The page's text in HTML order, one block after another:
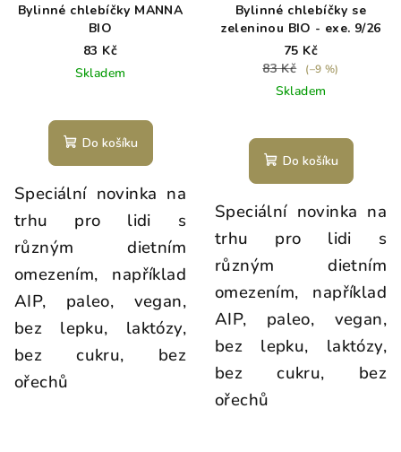
Bylinné chlebíčky MANNA
BIO
83 Kč
Skladem
Do košíku
Speciální novinka na
trhu pro lidi s
různým dietním
omezením, například
AIP, paleo, vegan,
bez lepku, laktózy,
bez cukru, bez
ořechů
Bylinné chlebíčky se
zeleninou BIO - exe. 9/26
75 Kč
83 Kč
(–9 %)
Skladem
Do košíku
Speciální novinka na
trhu pro lidi s
různým dietním
omezením, například
AIP, paleo, vegan,
bez lepku, laktózy,
bez cukru, bez
ořechů